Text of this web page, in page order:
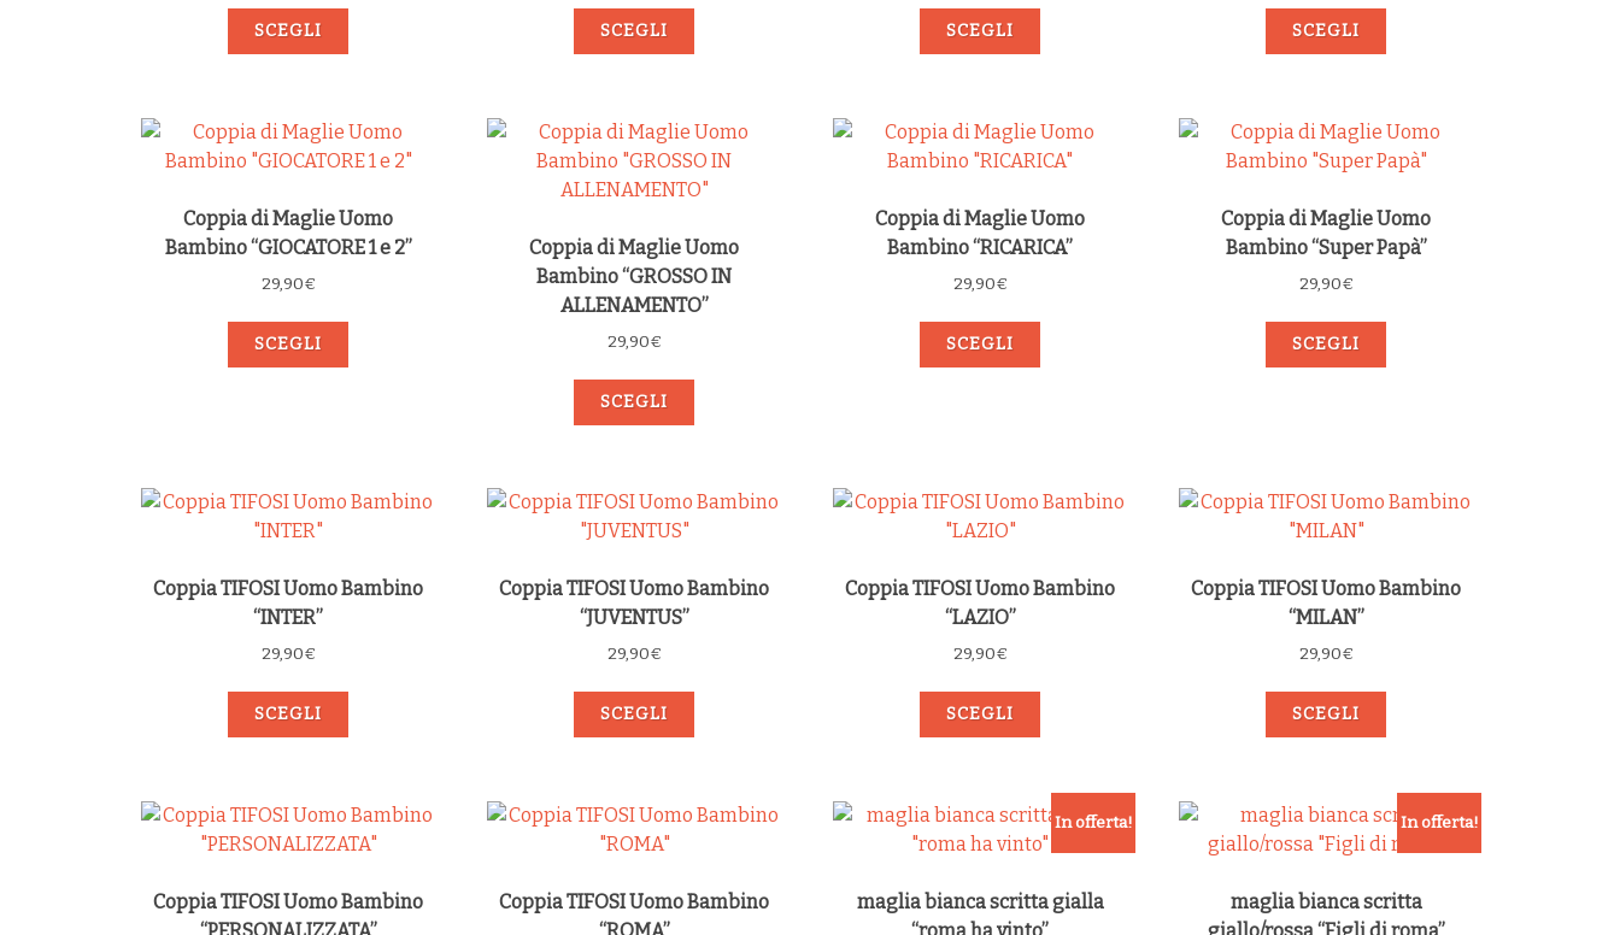
SCEGLI SCEGLI SCEGLI SCEGLI
Coppia di Maglie Uomo
Bambino “GIOCATORE 1 e 2”
29,90€
SCEGLI
Coppia di Maglie Uomo
Bambino “GROSSO IN
ALLENAMENTO”
29,90€
SCEGLI
Coppia di Maglie Uomo
Bambino “RICARICA”
29,90€
SCEGLI
Coppia di Maglie Uomo
Bambino “Super Papà”
29,90€
SCEGLI
Coppia TIFOSI Uomo Bambino
“INTER”
29,90€
SCEGLI
Coppia TIFOSI Uomo Bambino
“JUVENTUS”
29,90€
SCEGLI
Coppia TIFOSI Uomo Bambino
“LAZIO”
29,90€
SCEGLI
Coppia TIFOSI Uomo Bambino
“MILAN”
29,90€
SCEGLI
Coppia TIFOSI Uomo Bambino
Coppia TIFOSI Uomo Bambino
In offerta!
maglia bianca scritta gialla
In offerta!
maglia bianca scritta